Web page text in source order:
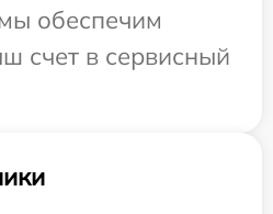
обеспечим
счет в сервисный